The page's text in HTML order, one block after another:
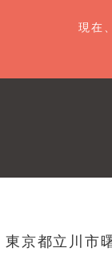
現在
東京都立川市